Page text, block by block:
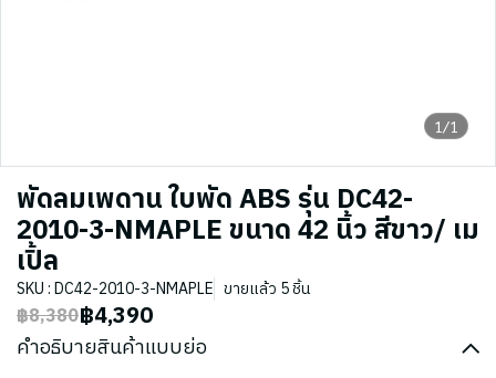
1/1
พัดลมเพดาน ใบพัด ABS รุ่น DC42-
2010-3-NMAPLE ขนาด 42 นิ้ว สีขาว/ เม
เปิ้ล
SKU : DC42-2010-3-NMAPLE ขายแล้ว 5 ชิ้น
฿8,380฿4,390
คำอธิบายสินค้าแบบย่อ